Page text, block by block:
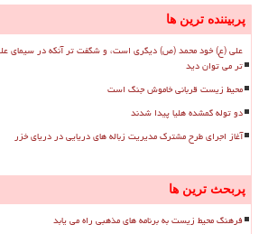
پربیننده ترین ها
علی (ع) خود محمد (ص) دیگری است، و شگفت تر آنکه در سیمای
تر می توان دید
محیط زیست قربانی خاموش جنگ است
دو توله گمشده هلیا پیدا شدند
آغاز اجرای طرح مشترک مدیریت زباله های دریایی در دریای خزر
پربحث ترین ها
فرهنگ محیط زیست به برنامه های مذهبی راه می یابد